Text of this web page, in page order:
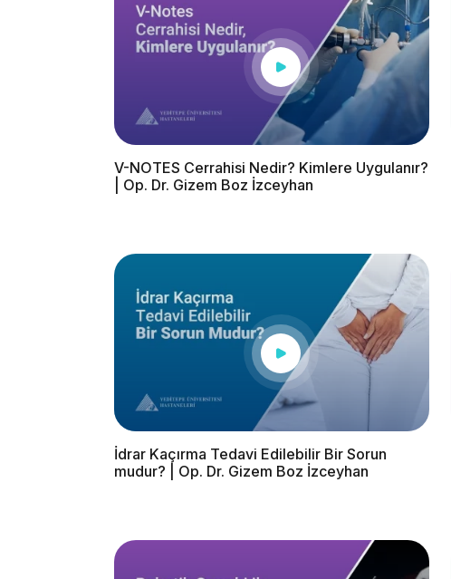
V-NOTES Cerrahisi Nedir? Kimlere Uygulanır?
| Op. Dr. Gizem Boz İzceyhan
İdrar Kaçırma Tedavi Edilebilir Bir Sorun
mudur? | Op. Dr. Gizem Boz İzceyhan